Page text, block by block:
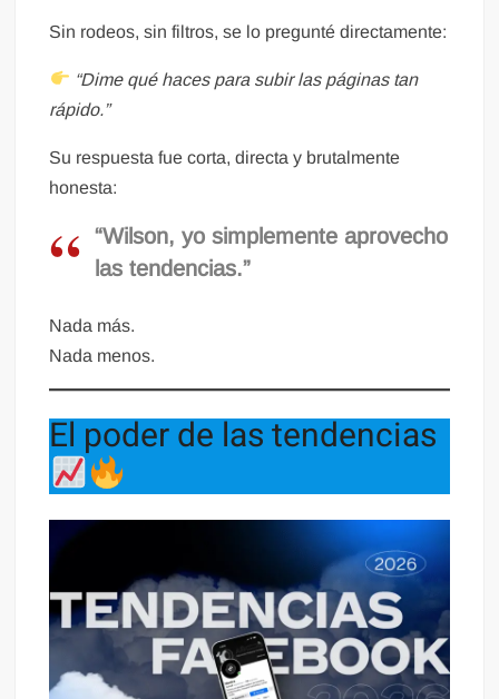
Sin rodeos, sin filtros, se lo pregunté directamente:
“Dime qué haces para subir las páginas tan
rápido.”
Su respuesta fue corta, directa y brutalmente
honesta:
“Wilson, yo simplemente aprovecho
las tendencias.”
Nada más.
Nada menos.
El poder de las tendencias